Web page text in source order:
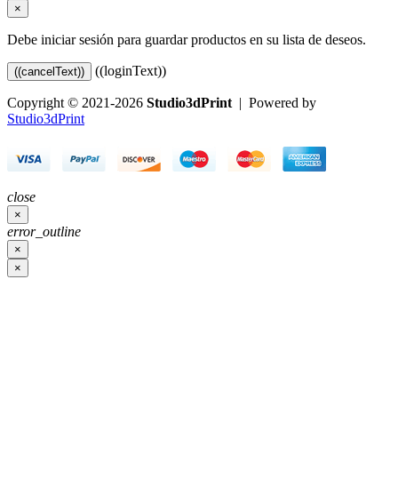
×
Debe iniciar sesión para guardar productos en su lista de deseos.
((cancelText)) ((loginText))
Copyright © 2021-2026 Studio3dPrint | Powered by
Studio3dPrint
close
×
error_outline
×
×